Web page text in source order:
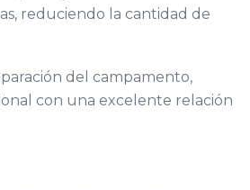
reduciendo la cantidad de
del campamento,
con una excelente relación